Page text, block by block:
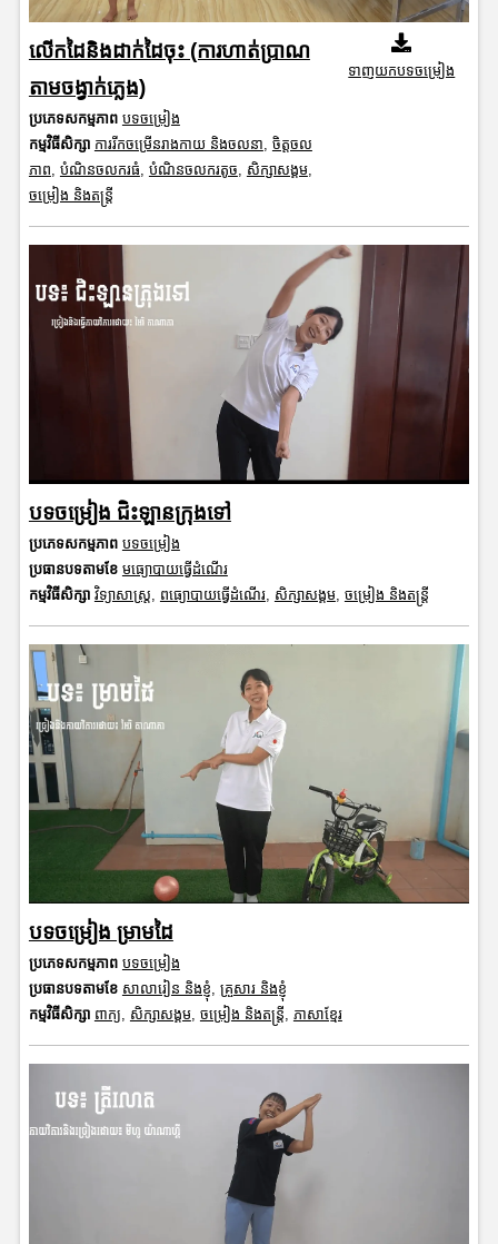
លើកដៃនិងដាក់ដៃចុះ (ការហាត់ប្រាណ
តាមចង្វាក់ភ្លេង)
ប្រភេទសកម្មភាព បទចម្រៀង
កម្មវិធីសិក្សា ការរីកចម្រើនរាងកាយ និងចលនា ចិត្តចល
ភាព បំណិនចលករធំ បំណិនចលករតូច សិក្សាសង្គម,
ចម្រៀង និងតន្ត្រី
ទាញយកបទចម្រៀង
បទចម្រៀង ជិះឡានក្រុងទៅ
ប្រភេទសកម្មភាព បទចម្រៀង
ប្រធានបទតាមខែ មធ្យោបាយធ្វើដំណើរ
កម្មវិធីសិក្សា វិទ្យាសាស្រ្ត, ពធ្យោបាយធ្វើដំណើរ, សិក្សាសង្គម, ចម្រៀង និងតន្ត្រី
បទចម្រៀង ម្រាមដៃ
ប្រភេទសកម្មភាព បទចម្រៀង
ប្រធានបទតាមខែ សាលារៀន និងខ្ញុំ, គ្រួសារ និងខ្ញុំ
កម្មវិធីសិក្សា ពាក្យ, សិក្សាសង្គម, ចម្រៀង និងតន្ត្រី, ភាសាខ្មែរ